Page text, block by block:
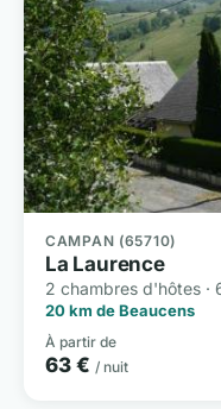
CAMPAN (65710)
La Laurence
2 chambres d'hôtes ·
20 km de Beaucens
À partir de
63 € / nuit